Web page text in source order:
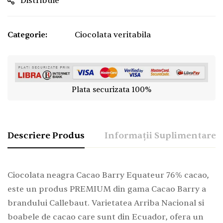
Categorie: Ciocolata veritabila
Plata securizata 100%
Descriere Produs Informații Suplimentare
Ciocolata neagra Cacao Barry Equateur 76% cacao,
este un produs PREMIUM din gama Cacao Barry a
brandului Callebaut. Varietatea Arriba Nacional si
boabele de cacao care sunt din Ecuador, ofera un